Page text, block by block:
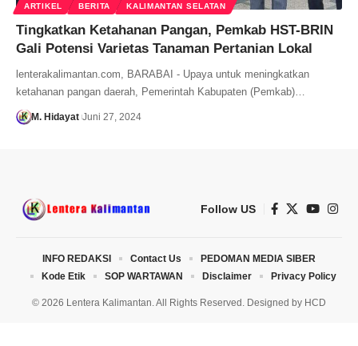
ARTIKEL BERITA KALIMANTAN SELATAN
Tingkatkan Ketahanan Pangan, Pemkab HST-BRIN
Gali Potensi Varietas Tanaman Pertanian Lokal
lenterakalimantan.com, BARABAI - Upaya untuk meningkatkan
ketahanan pangan daerah, Pemerintah Kabupaten (Pemkab)…
M. Hidayat Juni 27, 2024
Follow US
© 2026 Lentera Kalimantan. All Rights Reserved. Designed by HCD
INFO REDAKSI Contact Us
PEDOMAN MEDIA SIBER
Kode Etik
SOP WARTAWAN Disclaimer Privacy Policy